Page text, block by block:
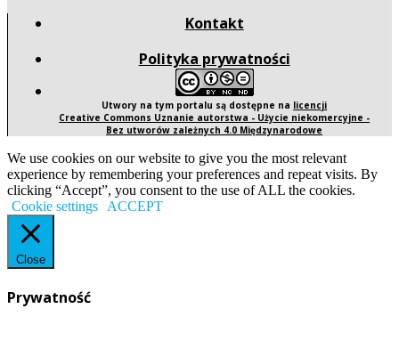
Kontakt
Polityka prywatności
Utwory na tym portalu są dostępne na licencji
Creative Commons Uznanie autorstwa - Użycie niekomercyjne -
Bez utworów zależnych 4.0 Międzynarodowe
We use cookies on our website to give you the most relevant
experience by remembering your preferences and repeat visits. By
clicking “Accept”, you consent to the use of ALL the cookies.
Cookie settings
ACCEPT
Close
Prywatność